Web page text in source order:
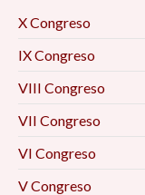
X Congreso
IX Congreso
VIII Congreso
VII Congreso
VI Congreso
V Congreso